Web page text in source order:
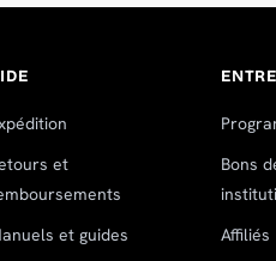
et
et guides
Bons
Affiliés